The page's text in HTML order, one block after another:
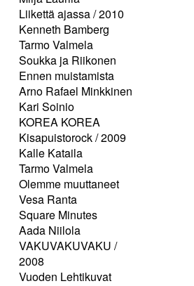
Liikettä ajassa / 2010
Kenneth Bamberg
Tarmo Valmela
Soukka ja Riikonen
Ennen muistamista
Arno Rafael Minkkinen
Kari Soinio
KOREA KOREA
Kisapuistorock / 2009
Kalle Kataila
Tarmo Valmela
Olemme muuttaneet
Vesa Ranta
Square Minutes
Aada Niilola
VAKUVAKUVAKU /
2008
Vuoden Lehtikuvat